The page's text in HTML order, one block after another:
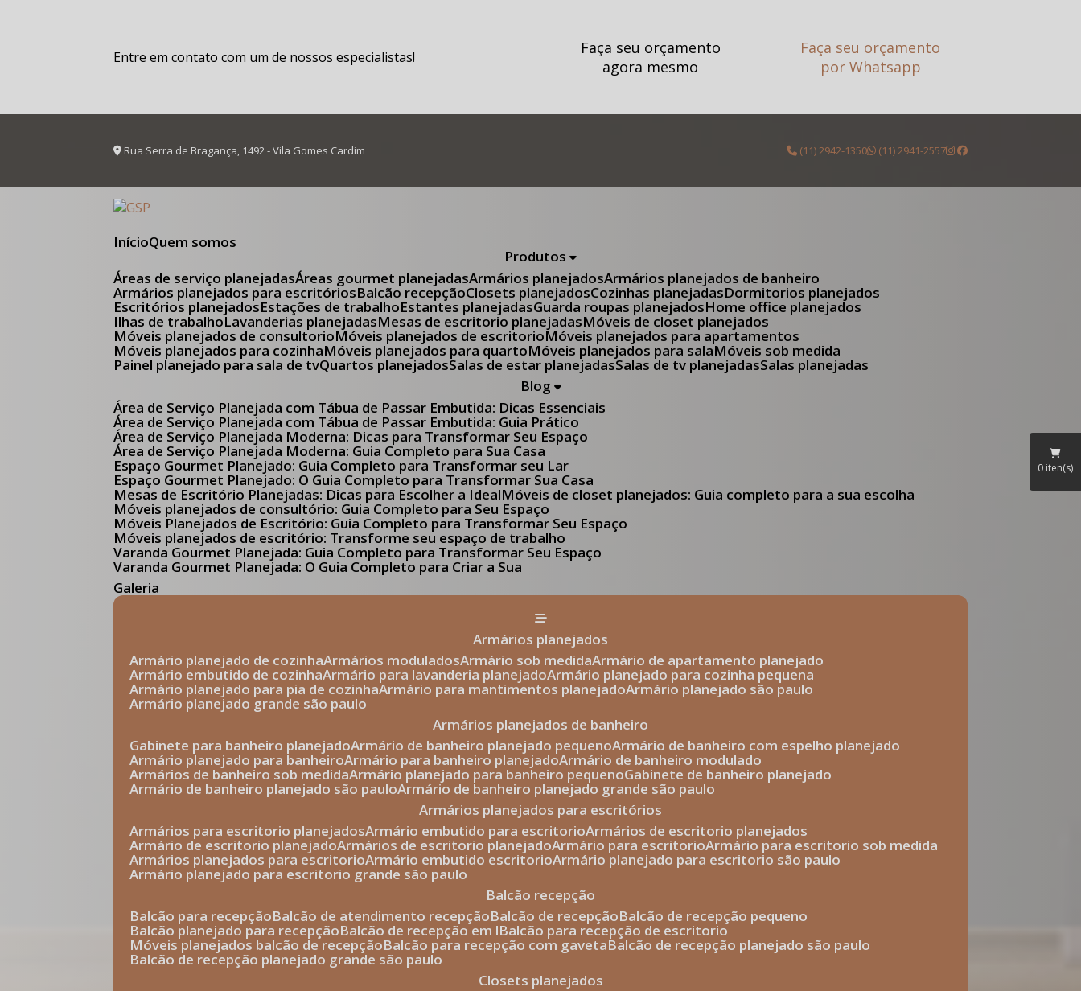
Entre em contato com um de nossos especialistas!
Faça seu orçamento
agora mesmo
Faça seu orçamento
por Whatsapp
Rua Serra de Bragança, 1492 - Vila Gomes Cardim (11) 2942-1350 (11) 2941-2557
Início Quem somos
Produtos
Áreas de serviço planejadas Áreas gourmet planejadas Armários planejados Armários planejados de banheiro
Armários planejados para escritórios Balcão recepção Closets planejados Cozinhas planejadas Dormitorios planejados
Escritórios planejados Estações de trabalho Estantes planejadas Guarda roupas planejados Home office planejados
Ilhas de trabalho Lavanderias planejadas Mesas de escritorio planejadas Móveis de closet planejados
Móveis planejados de consultorio Móveis planejados de escritorio Móveis planejados para apartamentos
Móveis planejados para cozinha Móveis planejados para quarto Móveis planejados para sala Móveis sob medida
Painel planejado para sala de tv Quartos planejados Salas de estar planejadas Salas de tv planejadas Salas planejadas
Blog
Área de Serviço Planejada com Tábua de Passar Embutida: Dicas Essenciais
Área de Serviço Planejada com Tábua de Passar Embutida: Guia Prático
Área de Serviço Planejada Moderna: Dicas para Transformar Seu Espaço
Área de Serviço Planejada Moderna: Guia Completo para Sua Casa
Espaço Gourmet Planejado: Guia Completo para Transformar seu Lar
Espaço Gourmet Planejado: O Guia Completo para Transformar Sua Casa
Mesas de Escritório Planejadas: Dicas para Escolher a Ideal Móveis de closet planejados: Guia completo para a sua escolha
Móveis planejados de consultório: Guia Completo para Seu Espaço
Móveis Planejados de Escritório: Guia Completo para Transformar Seu Espaço
Móveis planejados de escritório: Transforme seu espaço de trabalho
Varanda Gourmet Planejada: Guia Completo para Transformar Seu Espaço
Varanda Gourmet Planejada: O Guia Completo para Criar a Sua
Galeria
armários planejados
armário planejado de cozinha armários modulados armário sob medida armário de apartamento planejado
armário embutido de cozinha armário para lavanderia planejado armário planejado para cozinha pequena
armário planejado para pia de cozinha armário para mantimentos planejado armário planejado são paulo
armário planejado grande são paulo
armários planejados de banheiro
gabinete para banheiro planejado armário de banheiro planejado pequeno armário de banheiro com espelho planejado
armário planejado para banheiro armário para banheiro planejado armário de banheiro modulado
armários de banheiro sob medida armário planejado para banheiro pequeno gabinete de banheiro planejado
armário de banheiro planejado são paulo armário de banheiro planejado grande são paulo
armários planejados para escritórios
armários para escritorio planejados armário embutido para escritorio armários de escritorio planejados
armário de escritorio planejado armários de escritorio planejado armário para escritorio armário para escritorio sob medida
armários planejados para escritorio armário embutido escritorio armário planejado para escritorio são paulo
armário planejado para escritorio grande são paulo
balcão recepção
balcão para recepção
balcão de atendimento recepção balcão de recepção balcão de recepção pequeno
balcão planejado para recepção balcão de recepção em l balcão para recepção de escritorio
móveis planejados balcão de recepção balcão para recepção com gaveta balcão de recepção planejado são paulo
balcão de recepção planejado grande são paulo
closets planejados
0 iten(s)